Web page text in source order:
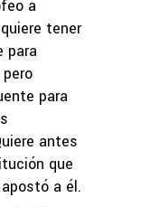
a
tener
para
para
antes
que
a él.